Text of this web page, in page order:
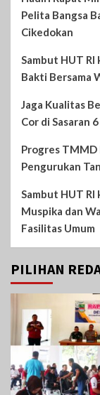
Pelita Bangsa
Cikedokan
Sambut HUT
Bakti Bersama
Jaga Kualitas
Cor di Sasaran 6
Progres TMMD
Pengurukan
Sambut HUT RI
Muspika dan
Fasilitas Umum
PILIHAN